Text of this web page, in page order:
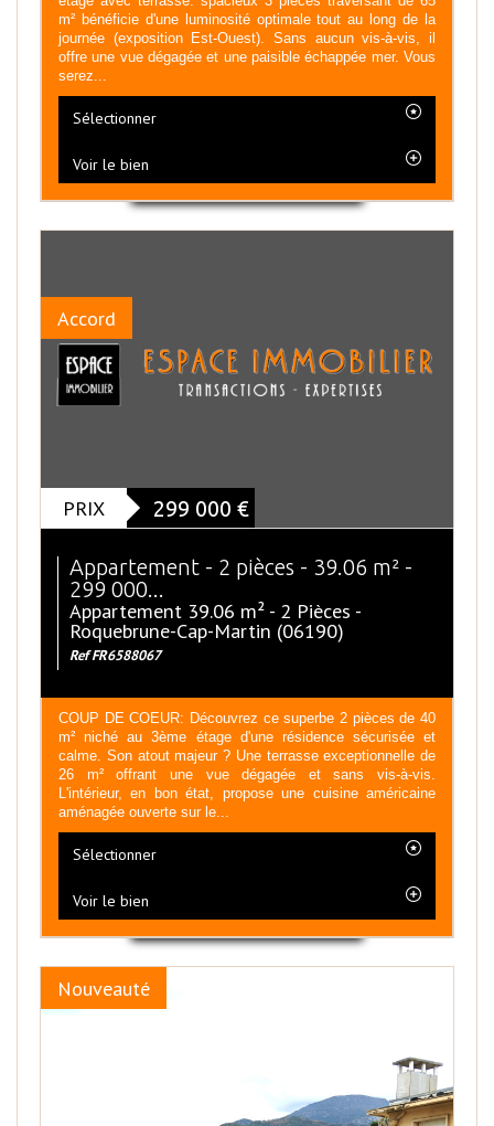
m² bénéficie d'une luminosité optimale tout au long de la
journée (exposition Est-Ouest). Sans aucun vis-à-vis, il
offre une vue dégagée et une paisible échappée mer. Vous
serez...
Sélectionner
Voir le bien
Accord
PRIX 299 000 €
Appartement - 2 pièces - 39.06 m² -
299 000...
Appartement 39.06 m² - 2 Pièces -
Roquebrune-Cap-Martin (06190)
Ref FR6588067
COUP DE COEUR: Découvrez ce superbe 2 pièces de 40
m² niché au 3ème étage d'une résidence sécurisée et
calme. Son atout majeur ? Une terrasse exceptionnelle de
26 m² offrant une vue dégagée et sans vis-à-vis.
L'intérieur, en bon état, propose une cuisine américaine
aménagée ouverte sur le...
Sélectionner
Voir le bien
Nouveauté